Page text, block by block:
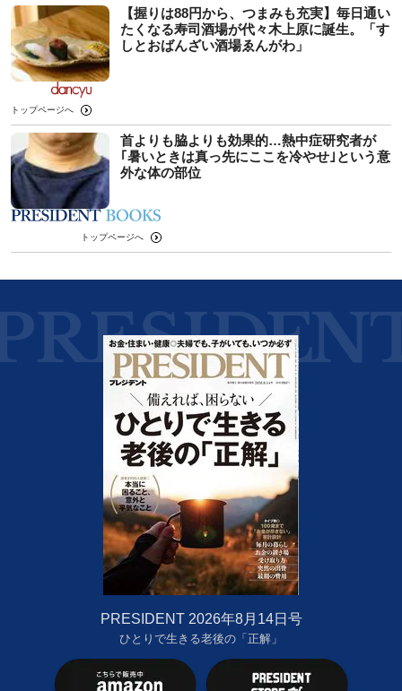
【握りは88円から、つまみも充実】毎日通い
たくなる寿司酒場が代々木上原に誕生。「す
しとおばんざい酒場ゑんがわ」
トップページへ
首よりも脇よりも効果的…熱中症研究者が
｢暑いときは真っ先にここを冷やせ｣という意
外な体の部位
トップページへ
PRESIDENT 2026年8月14日号
ひとりで生きる老後の「正解」